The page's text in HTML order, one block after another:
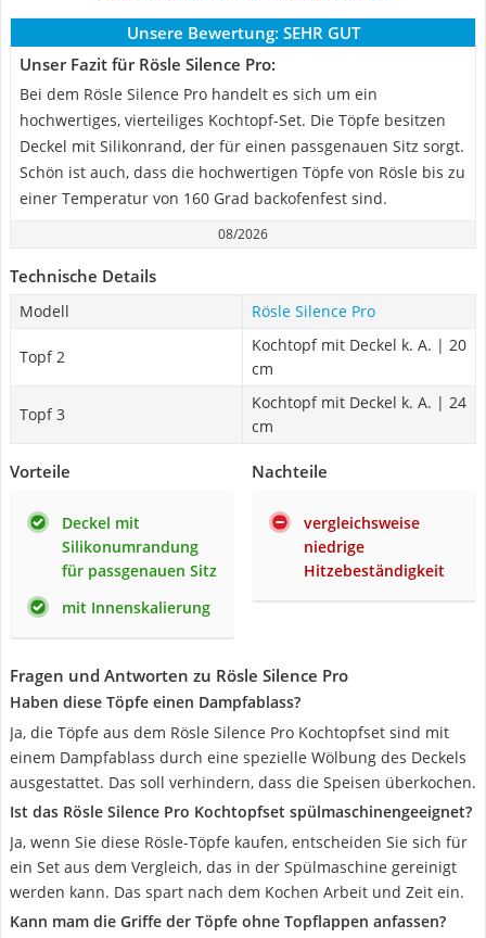
Unsere Bewertung: SEHR GUT
Unser Fazit für Rösle Silence Pro:
Bei dem Rösle Silence Pro handelt es sich um ein
hochwertiges, vierteiliges Kochtopf-Set. Die Töpfe besitzen
Deckel mit Silikonrand, der für einen passgenauen Sitz sorgt.
Schön ist auch, dass die hochwertigen Töpfe von Rösle bis zu
einer Temperatur von 160 Grad backofenfest sind.
08/2026
Technische Details
Modell Rösle Silence Pro
Topf 2
Kochtopf mit Deckel k. A. | 20
cm
Topf 3
Kochtopf mit Deckel k. A. | 24
cm
Vorteile
Deckel mit
Silikonumrandung
für passgenauen Sitz
mit Innenskalierung
Nachteile
vergleichsweise
niedrige
Hitzebeständigkeit
Fragen und Antworten zu Rösle Silence Pro
Haben diese Töpfe einen Dampfablass?
Ja, die Töpfe aus dem Rösle Silence Pro Kochtopfset sind mit
einem Dampfablass durch eine spezielle Wölbung des Deckels
ausgestattet. Das soll verhindern, dass die Speisen überkochen.
Ist das Rösle Silence Pro Kochtopfset spülmaschinengeeignet?
Ja, wenn Sie diese Rösle-Töpfe kaufen, entscheiden Sie sich für
ein Set aus dem Vergleich, das in der Spülmaschine gereinigt
werden kann. Das spart nach dem Kochen Arbeit und Zeit ein.
Kann mam die Griffe der Töpfe ohne Topflappen anfassen?